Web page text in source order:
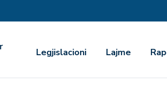
Legjislacioni Lajme